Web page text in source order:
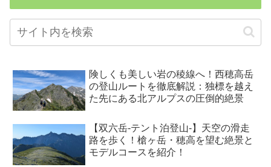
険しくも美しい岩の稜線へ！西穂高岳
の登山ルートを徹底解説：独標を越え
た先にある北アルプスの圧倒的絶景
【双六岳-テント泊登山-】天空の滑走
路を歩く！槍ヶ岳・穂高を望む絶景と
モデルコースを紹介！